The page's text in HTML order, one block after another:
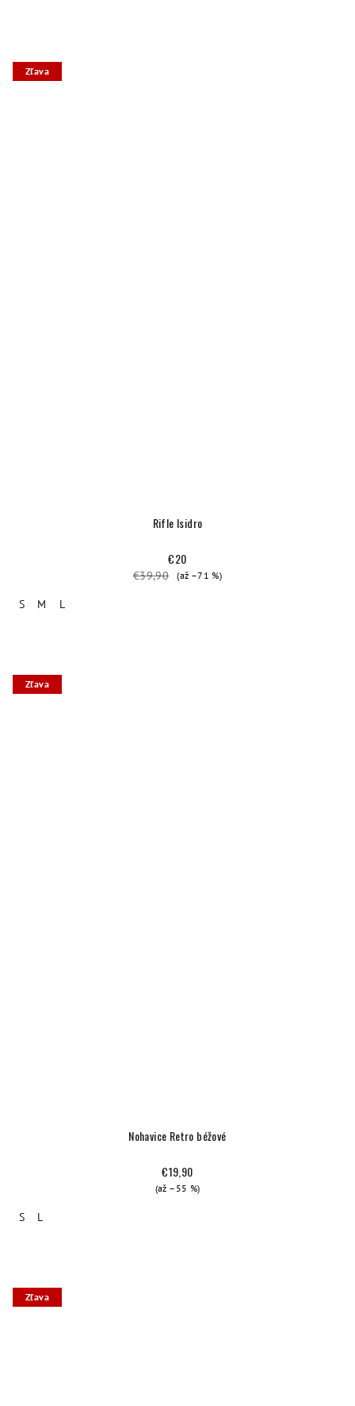
Zľava
Rifle Isidro
€20
€39,90 (až –71 %)
S M L
Zľava
Nohavice Retro béžové
€19,90
(až –55 %)
S L
Zľava